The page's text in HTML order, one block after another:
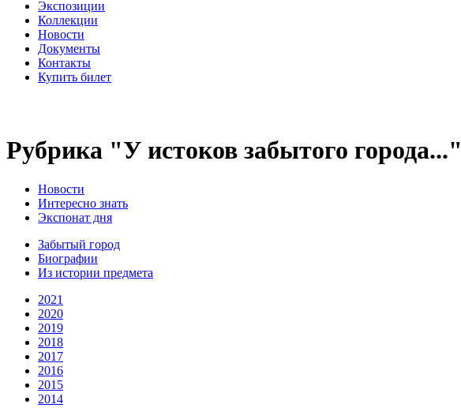
Экспозиции
Коллекции
Новости
Документы
Контакты
Купить билет
Рубрика "У истоков забытого города..."
Новости
Интересно знать
Экспонат дня
Забытый город
Биографии
Из истории предмета
2021
2020
2019
2018
2017
2016
2015
2014